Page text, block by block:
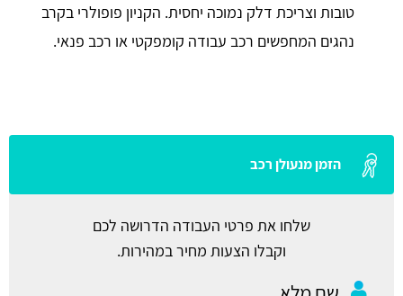
טובות וצריכת דלק נמוכה יחסית. הקניון פופולרי בקרב
נהגים המחפשים רכב עבודה קומפקטי או רכב פנאי.
הזמן מנעולן רכב
שלחו את פרטי העבודה הדרושה לכם
וקבלו הצעות מחיר במהירות.